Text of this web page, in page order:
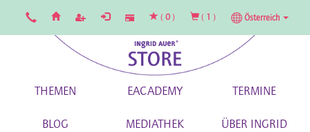
( 0 ) ( 1 ) Österreich
THEMEN EACADEMY TERMINE
BLOG MEDIATHEK ÜBER INGRID